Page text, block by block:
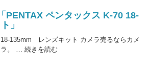
PENTAX ペンタックス K-70 18-
」
135mm レンズキット カメラ売るならカメ
ラ。 …続きを読む